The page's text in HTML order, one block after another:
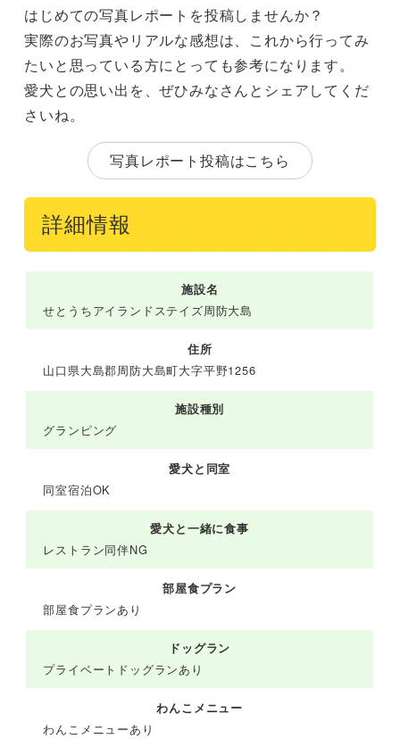
はじめての写真レポートを投稿しませんか？
実際のお写真やリアルな感想は、これから行ってみ
たいと思っている方にとっても参考になります。
愛犬との思い出を、ぜひみなさんとシェアしてくだ
さいね。
写真レポート投稿はこちら
詳細情報
施設名
せとうちアイランドステイズ周防大島
住所
山口県大島郡周防大島町大字平野1256
施設種別
グランピング
愛犬と同室
同室宿泊OK
愛犬と一緒に食事
レストラン同伴NG
部屋食プラン
部屋食プランあり
ドッグラン
プライベートドッグランあり
わんこメニュー
わんこメニューあり